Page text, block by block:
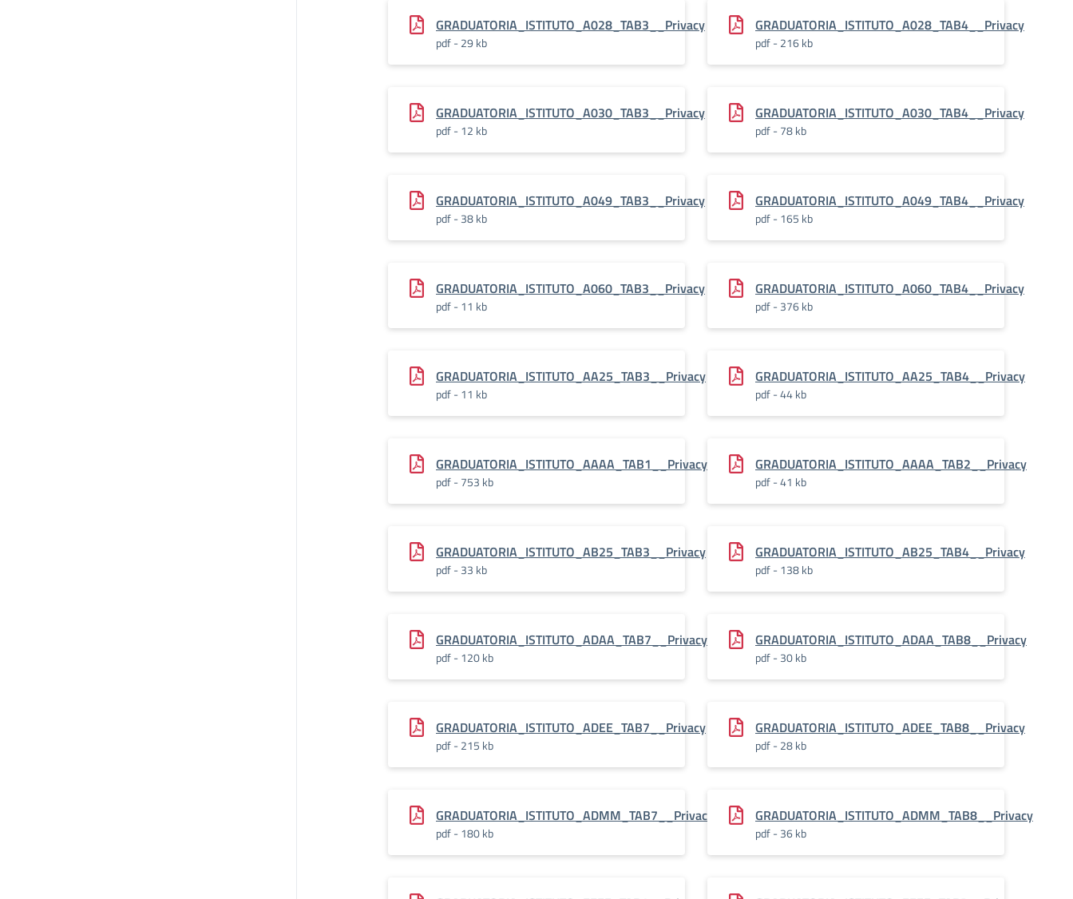
GRADUATORIA_ISTITUTO_A028_TAB3__Privacy
pdf - 29 kb
GRADUATORIA_ISTITUTO_A028_TAB4__Privacy
pdf - 216 kb
GRADUATORIA_ISTITUTO_A030_TAB3__Privacy
pdf - 12 kb
GRADUATORIA_ISTITUTO_A030_TAB4__Privacy
pdf - 78 kb
GRADUATORIA_ISTITUTO_A049_TAB3__Privacy
pdf - 38 kb
GRADUATORIA_ISTITUTO_A049_TAB4__Privacy
pdf - 165 kb
GRADUATORIA_ISTITUTO_A060_TAB3__Privacy
pdf - 11 kb
GRADUATORIA_ISTITUTO_A060_TAB4__Privacy
pdf - 376 kb
GRADUATORIA_ISTITUTO_AA25_TAB3__Privacy
pdf - 11 kb
GRADUATORIA_ISTITUTO_AA25_TAB4__Privacy
pdf - 44 kb
GRADUATORIA_ISTITUTO_AAAA_TAB1__Privacy
pdf - 753 kb
GRADUATORIA_ISTITUTO_AAAA_TAB2__Privacy
pdf - 41 kb
GRADUATORIA_ISTITUTO_AB25_TAB3__Privacy
pdf - 33 kb
GRADUATORIA_ISTITUTO_AB25_TAB4__Privacy
pdf - 138 kb
GRADUATORIA_ISTITUTO_ADAA_TAB7__Privacy
pdf - 120 kb
GRADUATORIA_ISTITUTO_ADAA_TAB8__Privacy
pdf - 30 kb
GRADUATORIA_ISTITUTO_ADEE_TAB7__Privacy
pdf - 215 kb
GRADUATORIA_ISTITUTO_ADEE_TAB8__Privacy
pdf - 28 kb
GRADUATORIA_ISTITUTO_ADMM_TAB7__Privacy
pdf - 180 kb
GRADUATORIA_ISTITUTO_ADMM_TAB8__Privacy
pdf - 36 kb